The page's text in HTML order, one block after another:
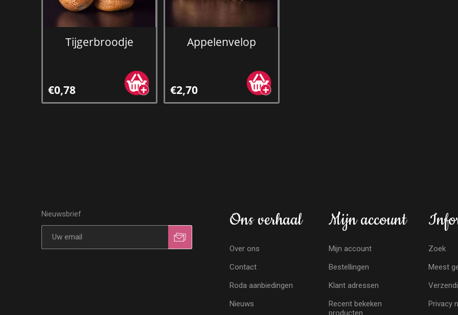
Tijgerbroodje
€0,78
Appelenvelop
€2,70
Nieuwsbrief Ons verhaal
Over ons
Contact
Roda aanbiedingen
Nieuws
Mijn account
Mijn account
Bestellingen
Klant adressen
Recent bekeken
producten
Zoek
Meest
Privacy